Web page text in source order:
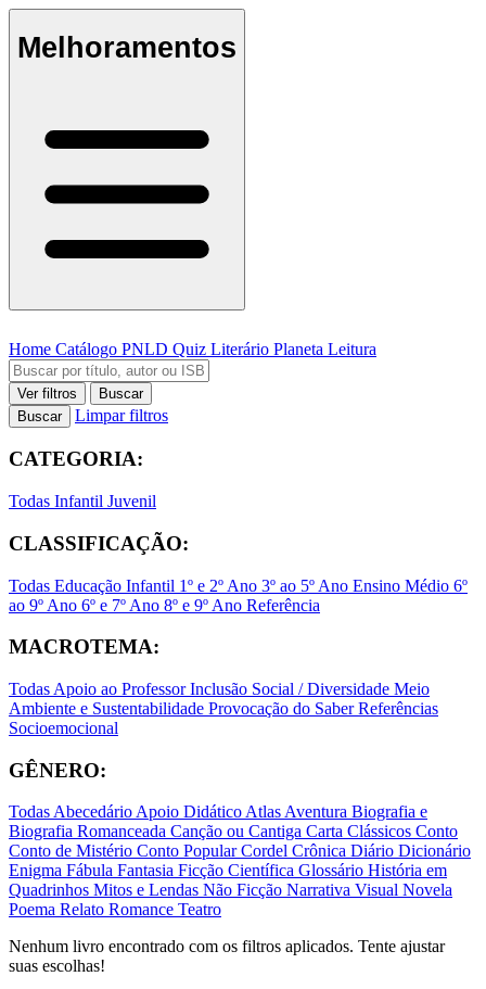
Melhoramentos
Home Catálogo PNLD Quiz Literário Planeta Leitura
Ver filtros
Buscar
Buscar
Limpar filtros
CATEGORIA:
Todas Infantil Juvenil
CLASSIFICAÇÃO:
Todas Educação Infantil 1º e 2º Ano 3º ao 5º Ano Ensino Médio 6º
ao 9º Ano 6º e 7º Ano 8º e 9º Ano Referência
MACROTEMA:
Todas Apoio ao ProfessorInclusão Social / Diversidade Meio
Ambiente e Sustentabilidade Provocação do SaberReferências
Socioemocional
GÊNERO:
TodasAbecedárioApoio DidáticoAtlasAventura Biografia e
Biografia Romanceada Canção ou Cantiga Carta Clássicos Conto
Conto de Mistério Conto PopularCordel Crônica Diário Dicionário
Enigma Fábula Fantasia Ficção Científica Glossário História em
Quadrinhos Mitos e Lendas Não Ficção Narrativa Visual Novela
Poema Relato Romance Teatro
Nenhum livro encontrado com os filtros aplicados. Tente ajustar
suas escolhas!